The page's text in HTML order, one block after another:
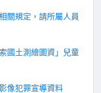
關規定，請所屬人員
國土測繪圖資」兒童
像犯罪宣導資料